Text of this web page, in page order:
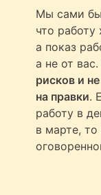
Мы сами
что работу
а показ
а не от вас.
рисков и
на правки.
работу в
в марте,